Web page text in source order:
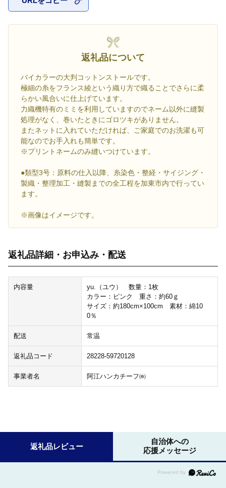
返礼品について
バイカラーの大判コットンストールです。
極細の糸をフランス綾という織り方で織ることでさらに柔
らかい風合いに仕上げています。
力織機特有のミミを利用していますのでネーム以外に縫製
処理がなく、巻いたときにゴロツキがありません。
またネットに入れていただければ、ご家庭でのお洗濯も可
能なのでお手入れも簡単です。
※プリントネームのみ縫いつけています。
●類型3号：原料の仕入以降、糸染色・整経・サイジング・
製織・整理加工・縫製までの全工程を加東市内で行ってい
ます。
※画像はイメージです。
返礼品詳細・お申込み・配送
内容量
yu.（ユウ） 数量：1枚
カラー：ピンク 重さ：約60ｇ
サイズ：約180cm×100cm 素材：綿10
0％
配送 常温
返礼品コード 28228-59720128
事業者名 阿江ハンカチーフ㈱
返礼品レビュー
自治体への
応援メッセージ